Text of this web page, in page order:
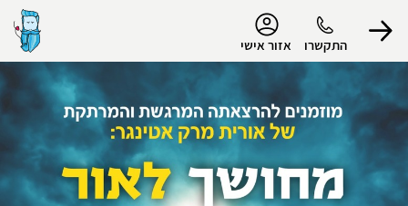
התקשרו אזור אישי
הפרופיל שלי
התנתק